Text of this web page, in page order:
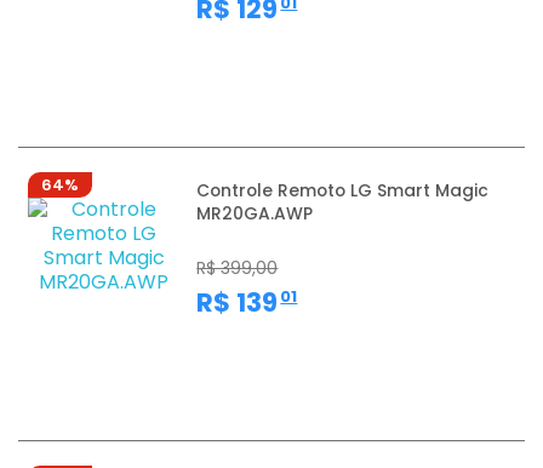
R$ 129
64%
Controle Remoto LG Smart Magic
MR20GA.AWP
R$ 399,00
R$ 139 ,01